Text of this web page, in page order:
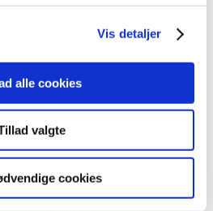
Vis detaljer
alle cookies
valgte
cookies
forsyningsproblemer
pandemien, har